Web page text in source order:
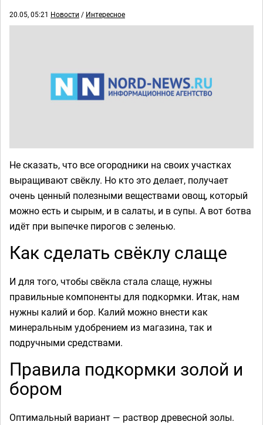
20.05, 05:21 Новости / Интересное
Не сказать, что все огородники на своих участках
выращивают свёклу. Но кто это делает, получает
очень ценный полезными веществами овощ, который
можно есть и сырым, и в салаты, и в супы. А вот ботва
идёт при выпечке пирогов с зеленью.
Как сделать свёклу слаще
И для того, чтобы свёкла стала слаще, нужны
правильные компоненты для подкормки. Итак, нам
нужны калий и бор. Калий можно внести как
минеральным удобрением из магазина, так и
подручными средствами.
Правила подкормки золой и
бором
Оптимальный вариант — раствор древесной золы.